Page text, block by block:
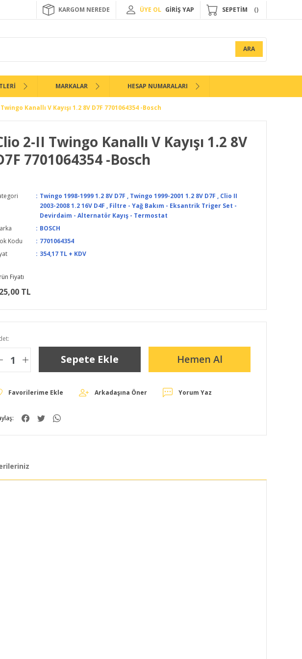
KARGOM NEREDE ÜYE OL GİRİŞ YAP SEPETİM
ARA
MARKALAR HESAP NUMARALARI
Kanallı V Kayışı 1.2 8V D7F 7701064354 -Bosch
2-II Twingo Kanallı V Kayışı 1.2 8V
7701064354 -Bosch
Twingo 1998-1999 1.2 8V D7F , Twingo 1999-2001 1.2 8V D7F , Clio II
2003-2008 1.2 16V D4F , Filtre - Yağ Bakım - Eksantrik Triger Set -
Devirdaim - Alternatör Kayış - Termostat
BOSCH
Kodu
7701064354
354,17 TL + KDV
Fiyatı
TL
Sepete Ekle Hemen Al
Arkadaşına Öner Yorum Yaz